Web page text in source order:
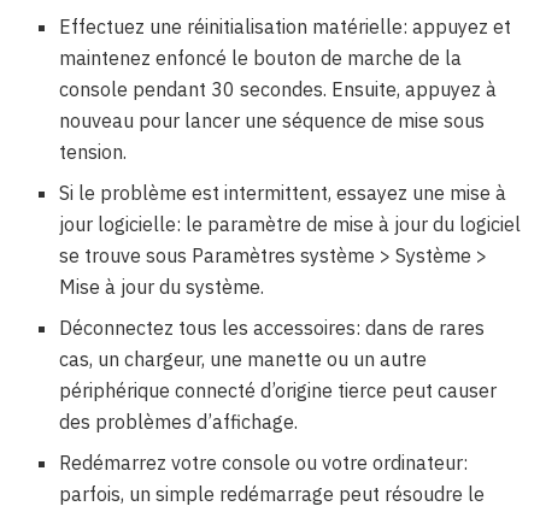
Effectuez une réinitialisation matérielle: appuyez et
maintenez enfoncé le bouton de marche de la
console pendant 30 secondes. Ensuite, appuyez à
nouveau pour lancer une séquence de mise sous
tension.
Si le problème est intermittent, essayez une mise à
jour logicielle: le paramètre de mise à jour du logiciel
se trouve sous Paramètres système > Système >
Mise à jour du système.
Déconnectez tous les accessoires: dans de rares
cas, un chargeur, une manette ou un autre
périphérique connecté d’origine tierce peut causer
des problèmes d’affichage.
Redémarrez votre console ou votre ordinateur:
parfois, un simple redémarrage peut résoudre le